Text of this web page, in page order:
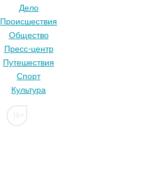
Дело
Происшествия
Общество
Пресс-центр
Путешествия
Спорт
Культура